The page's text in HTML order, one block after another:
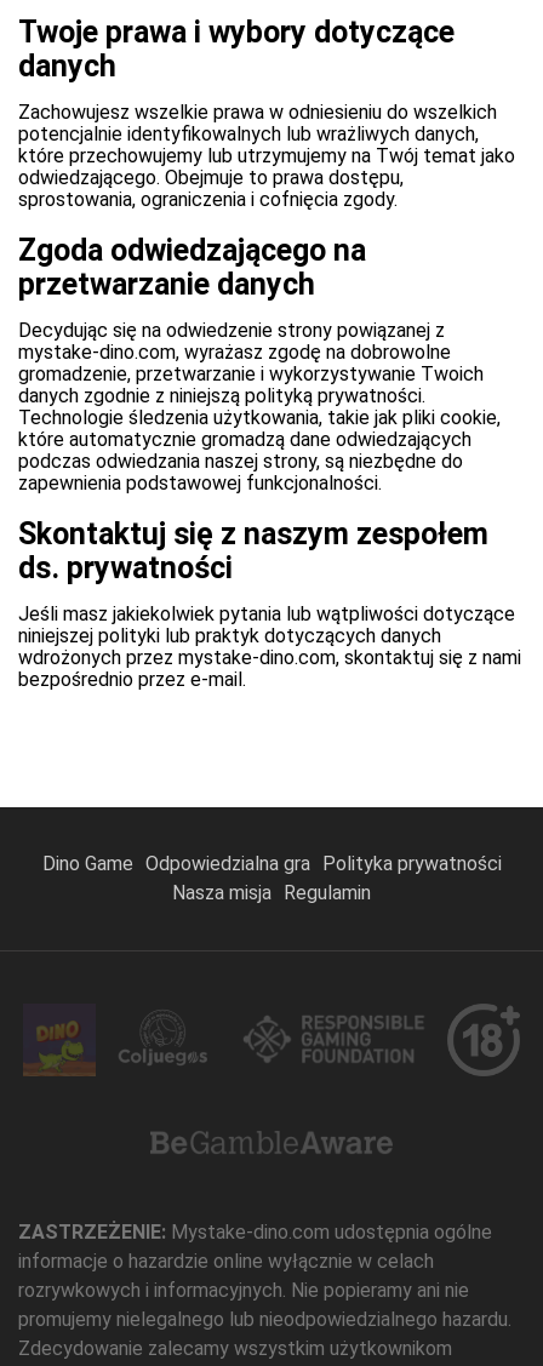
Twoje prawa i wybory dotyczące
danych
Zachowujesz wszelkie prawa w odniesieniu do wszelkich
potencjalnie identyfikowalnych lub wrażliwych danych,
które przechowujemy lub utrzymujemy na Twój temat jako
odwiedzającego. Obejmuje to prawa dostępu,
sprostowania, ograniczenia i cofnięcia zgody.
Zgoda odwiedzającego na
przetwarzanie danych
Decydując się na odwiedzenie strony powiązanej z
mystake-dino.com, wyrażasz zgodę na dobrowolne
gromadzenie, przetwarzanie i wykorzystywanie Twoich
danych zgodnie z niniejszą polityką prywatności.
Technologie śledzenia użytkowania, takie jak pliki cookie,
które automatycznie gromadzą dane odwiedzających
podczas odwiedzania naszej strony, są niezbędne do
zapewnienia podstawowej funkcjonalności.
Skontaktuj się z naszym zespołem
ds. prywatności
Jeśli masz jakiekolwiek pytania lub wątpliwości dotyczące
niniejszej polityki lub praktyk dotyczących danych
wdrożonych przez mystake-dino.com, skontaktuj się z nami
bezpośrednio przez e-mail.
Dino Game Odpowiedzialna gra
Polityka prywatności
Nasza misja Regulamin
ZASTRZEŻENIE: Mystake-dino.com udostępnia ogólne
informacje o hazardzie online wyłącznie w celach
rozrywkowych i informacyjnych. Nie popieramy ani nie
promujemy nielegalnego lub nieodpowiedzialnego hazardu.
Zdecydowanie zalecamy wszystkim użytkownikom